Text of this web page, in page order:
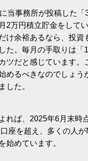
当事務所が投稿した「
2万円積立貯金をして
け余裕あるなら、投資
た。毎月の手取りは「
ツだと感じています。
めるべきなのでしょう
した。
れば、2025年6月末時
座を超え、多くの人が
始めています。